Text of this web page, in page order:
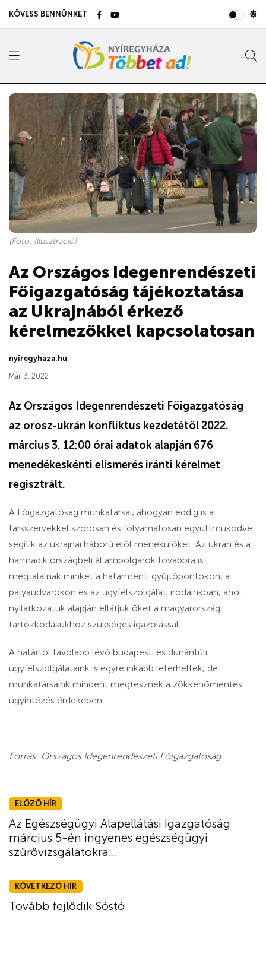
KÖVESS BENNÜNKET
(Fotó: Illusztráció)
Az Országos Idegenrendészeti
Főigazgatóság tájékoztatása
az Ukrajnából érkező
kérelmezőkkel kapcsolatosan
nyiregyhaza.hu
Már 3, 2022
Az Országos Idegenrendészeti Főigazgatóság
az orosz-ukrán konfliktus kezdetétől 2022.
március 3. 12:00 órai adatok alapján 676
menedékeskénti elismerés iránti kérelmet
regisztrált.
A Főigazgatóság munkatársai, ahogyan eddig is a
társszervekkel szorosan és folyamatosan együttműködve
segítik az ukrajnai háború elől menekülőket. Az ukrán és a
harmadik országbeli állampolgárok továbbra is
megtalálnak minket a határmenti gyűjtőpontokon, a
pályaudvarokon és az ügyfélszolgálati irodáinkban, ahol
nyilatkozatuk alapján ellátjuk őket a magyarországi
tartózkodásukhoz szükséges igazolással.
A határtól távolabb lévő budapesti és dunántúli
ügyfélszolgálataink is egyre inkább leterheltek, de
munkatársaink mindent megtesznek a zökkenőmentes
ügyintézés érdekében.
Forrás: Országos Idegenrendészeti Főigazgatóság
ELŐZŐ HÍR
Az Egészségügyi Alapellátási Igazgatóság
március 5-én ingyenes egészségügyi
szűrővizsgálatokra...
KÖVETKEZŐ HÍR
Tovább fejlődik Sóstó